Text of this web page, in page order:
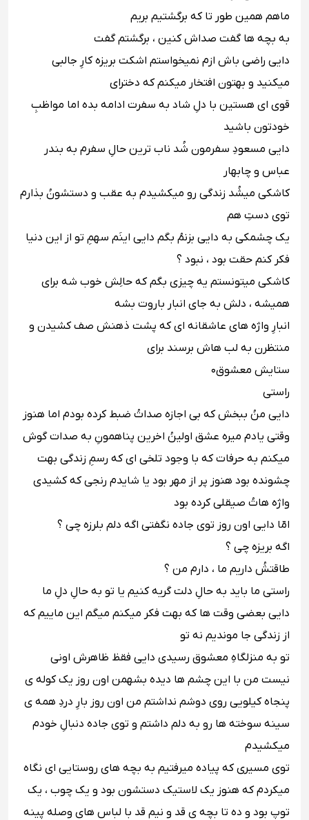
‪ماهم همین طور تا که برگشتیم بریم ‬‬‬
‪به بچه ها گفت صداش کنین ، برگشتم گفت‬‬‬
‪دایى راضى باش ازم نمیخواستم اشکت بریزه کارِ جالبى
میکنید و بهتون افتخار میکنم که دختراى
قوى اى هستین با دلِ شاد به سفرت ادامه بده اما مواظبِ
خودتون باشید ‬‬‬
‪دایى مسعودِ سفرمون شُد ناب ترین حالِ سفرم به بندر
عباس و چابهار ‬‬‬
‪کاشکى میشُد زندگى رو میکشیدم به عقب و دستشونُ بذارم
توى دستِ هم ‬‬‬
‪یک چشمکى به دایى بزنمُ بگم دایى اینَم سهمِ تو از این دنیا
فکر کنم حقت بود ، نبود ؟ ‬‬‬
‪کاشکى میتونستم یه چیزى بگم که حالِش خوب شه براى
همیشه ، دلش به جاى انبار باروت بشه
انبارِ واژه هاى عاشقانه اى که پشت ذهنش صف کشیدن و
منتظرن به لب هاش برسند براى
ستایش معشوق٠‬‬‬
‪راستى ‬‬‬
‪دایى منُ ببخش که بى اجازه صداتُ ضبط کرده بودم اما هنوز
وقتى یادم میره عشق اولینُ اخرین پناهمونِ به صدات گوش
میکنم به حرفات که با وجود تلخى اى که رسمِ زندگى بهت
چشونده بود هنوز پر از مهر بود یا شایدم رنجى که کشیدى
واژه هاتُ صیقلى کرده بود ‬‬‬
‪امّا دایى اون روز توى جاده نگفتى اگه دلم بلرزه چى ؟ ‬‬‬
‪اگه بریزه چى ؟ ‬‬‬
‪طاقتشُ داریم ما ، دارم من ؟ ‬‬‬
‪راستى ما باید به حالِ دلت گریه کنیم یا تو به حالِ دلِ ما ‬‬‬
‪دایى بعضى وقت ها که بهت فکر میکنم میگم این ماییم که
از زندگى جا موندیم نه تو ‬‬‬
‪تو به منزلگاهِ معشوق رسیدى دایى فقظ ظاهرش اونى
نیست من با این چشم ها دیده بشه‬‬‬‪من اون روز یک کوله ى
پنجاه کیلویى روى دوشم نداشتم من اون روز بارِ دردِ همه ى
سینه سوخته ها رو به دلم داشتم و توى جاده دنبالِ خودم
میکشیدم‬‬‬
میکردم که هنوز یک لاستیک دستشون بود و یک چوب ، یک
توپ بود و ده تا بچه ى قد و نیم قد با لباس هاى وصله پینه